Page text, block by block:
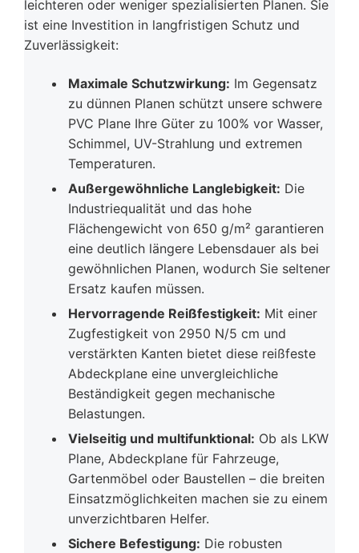
leichteren oder weniger spezialisierten Planen. Sie
ist eine Investition in langfristigen Schutz und
Zuverlässigkeit:
Maximale Schutzwirkung: Im Gegensatz
zu dünnen Planen schützt unsere schwere
PVC Plane Ihre Güter zu 100% vor Wasser,
Schimmel, UV-Strahlung und extremen
Temperaturen.
Außergewöhnliche Langlebigkeit: Die
Industriequalität und das hohe
Flächengewicht von 650 g/m² garantieren
eine deutlich längere Lebensdauer als bei
gewöhnlichen Planen, wodurch Sie seltener
Ersatz kaufen müssen.
Hervorragende Reißfestigkeit: Mit einer
Zugfestigkeit von 2950 N/5 cm und
verstärkten Kanten bietet diese reißfeste
Abdeckplane eine unvergleichliche
Beständigkeit gegen mechanische
Belastungen.
Vielseitig und multifunktional: Ob als LKW
Plane, Abdeckplane für Fahrzeuge,
Gartenmöbel oder Baustellen – die breiten
Einsatzmöglichkeiten machen sie zu einem
unverzichtbaren Helfer.
Sichere Befestigung: Die robusten